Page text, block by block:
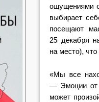
ощущениями
выбирает
посещают
25 декабря
на место),
«Мы все
— Эмоции от
может